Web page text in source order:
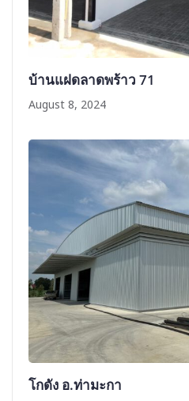
บ้านแฝดลาดพร้าว 71
August 8, 2024
โกดัง อ.ท่ามะกา